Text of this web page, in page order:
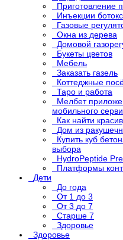
Приготовление
Инъекции
Газовые
Окна из дерева
Домовой
Букеты цветов
Мебель
Заказать газель
Коттеджные
Таро и работа
Мелбет
мобильного
Как найти
Дом из
Купить куб
выбора
HydroPeptide
Платформы
Дети
До года
От 1 до 3
От 3 до 7
Старше 7
Здоровье
Здоровье